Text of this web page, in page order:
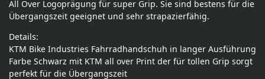
All Over Logoprägung für super Grip. Sie sind bestens für die
Übergangszeit geeignet und sehr strapazierfähig.
Details:
KTM Bike Industries Fahrradhandschuh in langer Ausführung
Farbe Schwarz mit KTM all over Print der für tollen Grip sorgt
perfekt für die Übergangszeit